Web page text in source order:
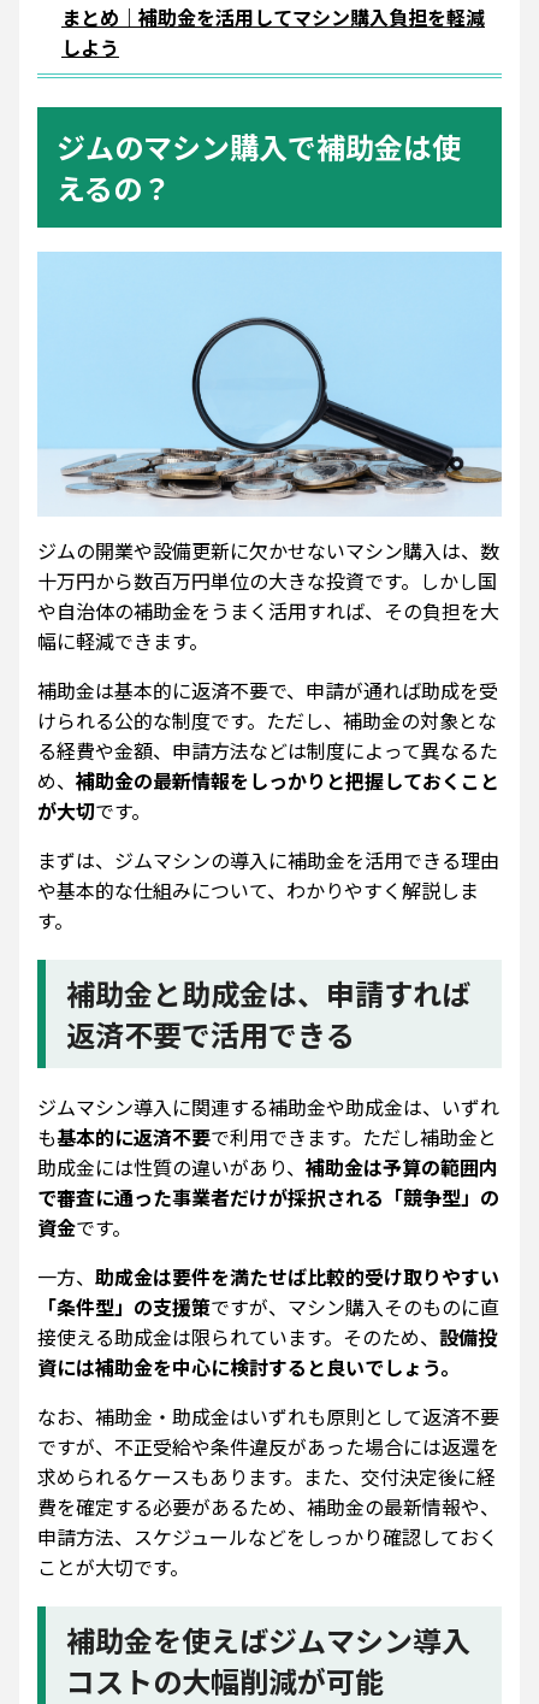
まとめ｜補助金を活用してマシン購入負担を軽減
しよう
ジムのマシン購入で補助金は使
えるの？
ジムの開業や設備更新に欠かせないマシン購入は、数
十万円から数百万円単位の大きな投資です。しかし国
や自治体の補助金をうまく活用すれば、その負担を大
幅に軽減できます。
補助金は基本的に返済不要で、申請が通れば助成を受
けられる公的な制度です。ただし、補助金の対象とな
る経費や金額、申請方法などは制度によって異なるた
め、 補助金の最新情報をしっかりと把握しておくこと
が大切です。
まずは、ジムマシンの導入に補助金を活用できる理由
や基本的な仕組みについて、わかりやすく解説しま
す。
補助金と助成金は、申請すれば
返済不要で活用できる
ジムマシン導入に関連する補助金や助成金は、いずれ
も基本的に返済不要で利用できます。ただし補助金と
助成金には性質の違いがあり、 補助金は予算の範囲内
で審査に通った事業者だけが採択される「競争型」の
資金です。
一方、 助成金は要件を満たせば比較的受け取りやすい
「条件型」の支援策ですが、マシン購入そのものに直
接使える助成金は限られています。そのため、 設備投
資には補助金を中心に検討すると良いでしょう。
なお、補助金・助成金はいずれも原則として返済不要
ですが、不正受給や条件違反があった場合には返還を
求められるケースもあります。また、交付決定後に経
費を確定する必要があるため、補助金の最新情報や、
申請方法、スケジュールなどをしっかり確認しておく
ことが大切です。
補助金を使えばジムマシン導入
コストの大幅削減が可能